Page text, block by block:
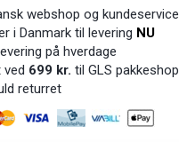
webshop og kundeservice
i Danmark til levering NU
på hverdage
699 kr. til GLS pakkeshop
returret